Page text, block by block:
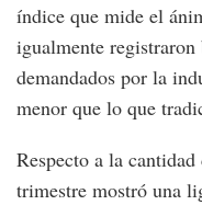
índice que mide el
igualmente
demandados por la
menor que lo que
Respecto a la
trimestre mostró una